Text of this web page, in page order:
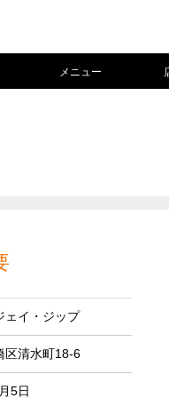
メニュー
ェイ・ジップ
区清水町18-6
5日